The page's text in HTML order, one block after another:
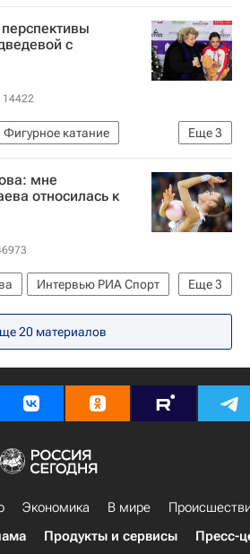
Этери Тутберидзе
с
14422
Еще3
Фигурное катание
Татьяна Тарасова
мне
относилась к
Еще3
Интервью РИА Спорт
Алина Кабаева
20 материалов
Экономика В мире
Продукты и сервисы Пресс-